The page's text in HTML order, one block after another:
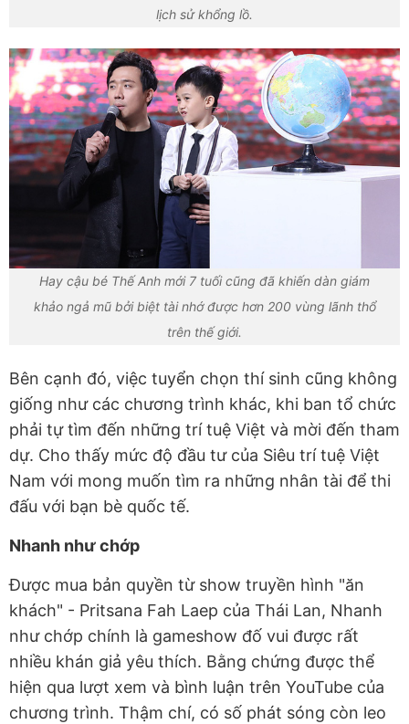
lịch sử khổng lồ.
Hay cậu bé Thế Anh mới 7 tuối cũng đã khiến dàn giám
khảo ngả mũ bởi biệt tài nhớ được hơn 200 vùng lãnh thổ
trên thế giới.
Bên cạnh đó, việc tuyển chọn thí sinh cũng không
giống như các chương trình khác, khi ban tổ chức
phải tự tìm đến những trí tuệ Việt và mời đến tham
dự. Cho thấy mức độ đầu tư của Siêu trí tuệ Việt
Nam với mong muốn tìm ra những nhân tài để thi
đấu với bạn bè quốc tế.
Nhanh như chớp
Được mua bản quyền từ show truyền hình "ăn
khách" - Pritsana Fah Laep của Thái Lan, Nhanh
như chớp chính là gameshow đố vui được rất
nhiều khán giả yêu thích. Bằng chứng được thể
hiện qua lượt xem và bình luận trên YouTube của
chương trình. Thậm chí, có số phát sóng còn leo